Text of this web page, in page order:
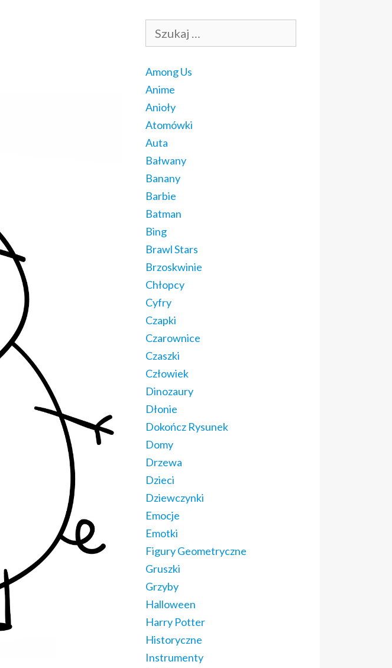
Among Us
Anime
Anioły
Atomówki
Auta
Bałwany
Banany
Barbie
Batman
Bing
Brawl Stars
Brzoskwinie
Chłopcy
Cyfry
Czapki
Czarownice
Czaszki
Człowiek
Dinozaury
Dłonie
Dokończ Rysunek
Domy
Drzewa
Dzieci
Dziewczynki
Emocje
Emotki
Figury Geometryczne
Gruszki
Grzyby
Halloween
Harry Potter
Historyczne
Instrumenty